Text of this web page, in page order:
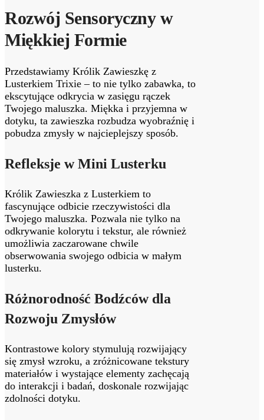
Rozwój Sensoryczny w
Miękkiej Formie
Przedstawiamy Królik Zawieszkę z
Lusterkiem Trixie – to nie tylko zabawka, to
ekscytujące odkrycia w zasięgu rączek
Twojego maluszka. Miękka i przyjemna w
dotyku, ta zawieszka rozbudza wyobraźnię i
pobudza zmysły w najcieplejszy sposób.
Refleksje w Mini Lusterku
Królik Zawieszka z Lusterkiem to
fascynujące odbicie rzeczywistości dla
Twojego maluszka. Pozwala nie tylko na
odkrywanie kolorytu i tekstur, ale również
umożliwia zaczarowane chwile
obserwowania swojego odbicia w małym
lusterku.
Różnorodność Bodźców dla
Rozwoju Zmysłów
Kontrastowe kolory stymulują rozwijający
się zmysł wzroku, a zróżnicowane tekstury
materiałów i wystające elementy zachęcają
do interakcji i badań, doskonale rozwijając
zdolności dotyku.